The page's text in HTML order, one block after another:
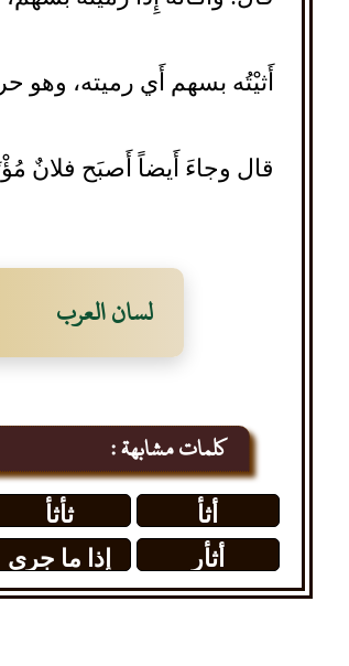
أَثيْتُه بسهم أَي رميته،
قال وجاءَ أَيضاً أَصبَح فلانٌ
لسان العرب
كلمات مشابهة :
أثأ ثأثأ
أثأر
إذا ما جرى
شأوين و